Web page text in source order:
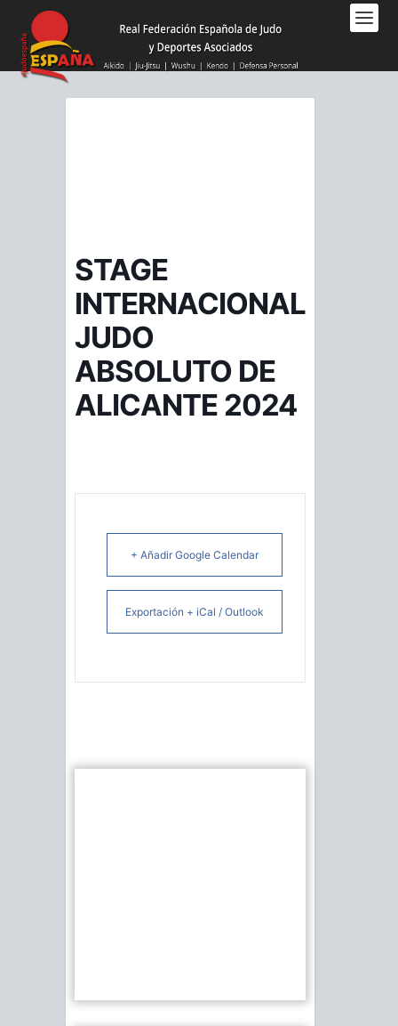
este
sitio
web
STAGE
INTERNACIONAL
JUDO
ABSOLUTO DE
ALICANTE 2024
+ Añadir Google Calendar
Exportación + iCal / Outlook